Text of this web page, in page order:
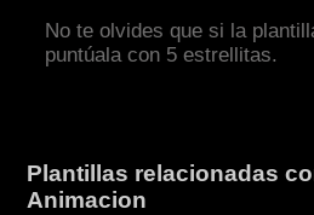
No te olvides que si la
puntúala con 5 estrellitas.
Plantillas relacionadas
Animacion